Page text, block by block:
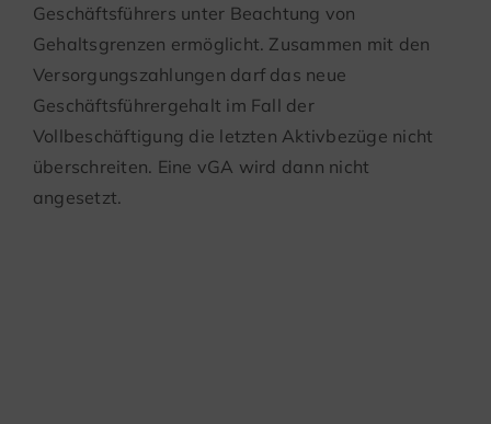
Geschäftsführers unter Beachtung von
Gehaltsgrenzen ermöglicht. Zusammen mit den
Versorgungszahlungen darf das neue
Geschäftsführergehalt im Fall der
Vollbeschäftigung die letzten Aktivbezüge nicht
überschreiten. Eine vGA wird dann nicht
angesetzt.